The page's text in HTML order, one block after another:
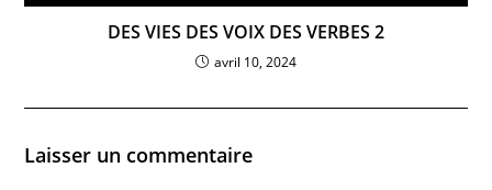
DES VIES DES VOIX DES VERBES 2
avril 10, 2024
Laisser un commentaire